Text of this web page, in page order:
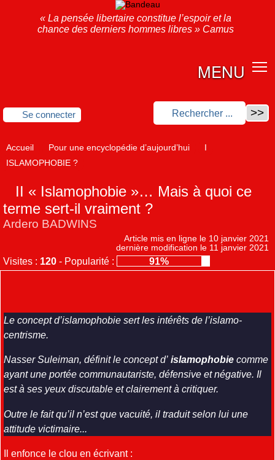
« La pensée libertaire constitue l’espoir et la
chance des derniers hommes libres » Camus
MENU
Se connecter
Accueil Pour une encyclopédie d’aujourd’hui
ISLAMOPHOBIE ?
II « Islamophobie »… Mais à quoi ce
terme sert-il vraiment ?
Ardero BADWINS
Article mis en ligne le 10 janvier 2021
dernière modification le 11 janvier 2021
Visites : 120 - Popularité : 91%
Le concept d’islamophobie sert les intérêts de l’islamo-
centrisme.
Nasser Suleiman, définit le concept d’ islamophobie comme
ayant une portée communautariste, défensive et négative. Il
est à ses yeux discutable et clairement à critiquer.
Outre le fait qu’il n’est que vacuité, il traduit selon lui une
attitude victimaire...
Il enfonce le clou en écrivant :